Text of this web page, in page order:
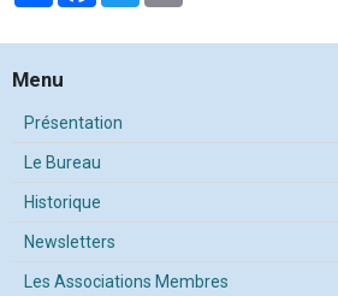
Menu
Présentation
Le Bureau
Historique
Newsletters
Les Associations Membres